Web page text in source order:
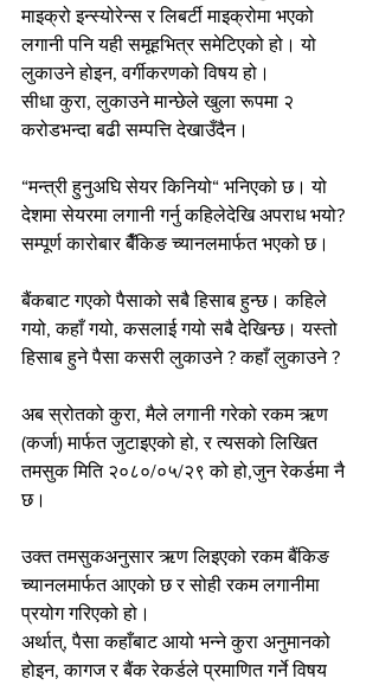
माइक्रो इन्स्योरेन्स र लिबर्टी माइक्रोमा भएको
लगानी पनि यही समूहभित्र समेटिएको हो। यो
लुकाउने होइन, वर्गीकरणको विषय हो।
सीधा कुरा, लुकाउने मान्छेले खुला रूपमा २
करोडभन्दा बढी सम्पत्ति देखाउँदैन।
“मन्त्री हुनुअघि सेयर किनियो“ भनिएको छ। यो
देशमा सेयरमा लगानी गर्नु कहिलेदेखि अपराध भयो?
सम्पूर्ण कारोबार बैँकिङ च्यानलमार्फत भएको छ।
बैंकबाट गएको पैसाको सबै हिसाब हुन्छ। कहिले
गयो, कहाँ गयो, कसलाई गयो सबै देखिन्छ। यस्तो
हिसाब हुने पैसा कसरी लुकाउने ? कहाँ लुकाउने ?
अब स्रोतको कुरा, मैले लगानी गरेको रकम ऋण
(कर्जा) मार्फत जुटाइएको हो, र त्यसको लिखित
तमसुक मिति २०८०/०५/२९ को हो,जुन रेकर्डमा नै
छ।
उक्त तमसुकअनुसार ऋण लिइएको रकम बैंकिङ
च्यानलमार्फत आएको छ र सोही रकम लगानीमा
प्रयोग गरिएको हो।
अर्थात्, पैसा कहाँबाट आयो भन्ने कुरा अनुमानको
होइन, कागज र बैंक रेकर्डले प्रमाणित गर्ने विषय